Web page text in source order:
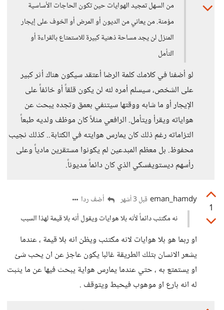
من السهل تمجيد الهوايات حين تكون الحاجات الأساسية
مؤمنة. من يعاني من الديون أو المرض أو الخوف على إيجار
المنزل لن يجد مساحة ذهنية كبيرة للاستمتاع بالقراءة أو
التأمل
لو أضفنا في كلامك كلمة الرضا أعتقد سيكون هناك أثر كبير
على الشخص، سيسلم أمره لله لن يكون قلقاً أو خائفاً على
الإيجار أو ما شابه ووقتها سيتنفي بعمق وتجده يبحث عن
هواياته ويقرأ ويتأمل. الرافعي مثلاً كان موظف ولديه طبعاً
التزاماته رغم ذلك كان يمارس هوايته في الكتابة.. كذلك نجيب
محفوظ. بل معظم المبدعين لم يكونوا مستقرين مادياً وعلى
رأسهم ديستويفسكي الذي كان دائماً مديوناً.
1
eman_hamdy قبل 3 أشهر
أضف ردا
نه مكتئب دائماً لأنه بلا هوايات ويقول أنه بلا قيمة لهذا السبب
او ربما هو بلا هوايات لانه مكتئب ويظن انه بلا قيمة ، عندما
يشعر الانسان بتلك الطريقة غالبا يكون عاجز عن ان يحب شئ
او يستمتع به ، حتي عندما يمارس هواية يبحث فيها عن ما يثبت
له انه بارع او موهوب فيحبط ويتوقف .